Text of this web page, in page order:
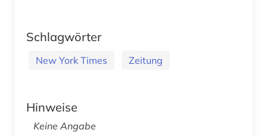
Schlagwörter
New York Times Zeitung
Hinweise
Keine Angabe